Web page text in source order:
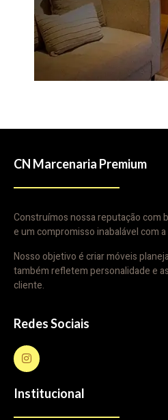
CN Marcenaria Premium
Construímos nossa reputação com
e um compromisso inabalável com
Nosso objetivo é criar móveis
também refletem personalidade e
cliente.
Redes Sociais
Institucional